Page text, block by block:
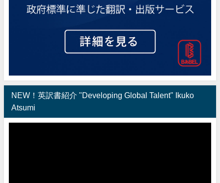
NEW！英訳書紹介 "Developing Global Talent" Ikuko
Atsumi